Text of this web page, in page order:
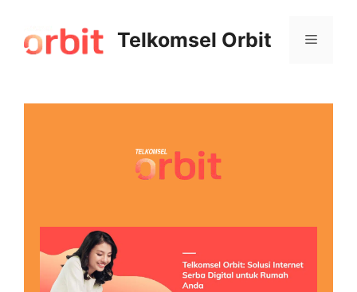
Telkomsel Orbit